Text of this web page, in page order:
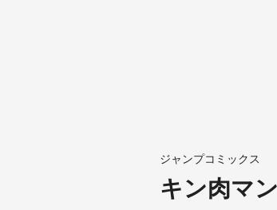
ジャンプコミックス
キン肉マ